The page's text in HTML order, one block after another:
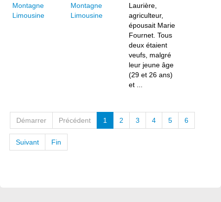
Montagne
Limousine
Laurière,
agriculteur,
épousait Marie
Fournet. Tous
deux étaient
veufs, malgré
leur jeune âge
(29 et 26 ans)
et ...
Démarrer Précédent 1 2 3 4 5 6
Suivant Fin